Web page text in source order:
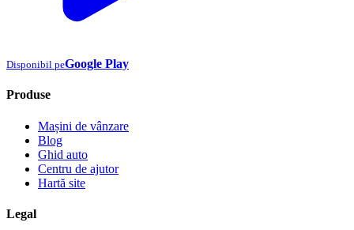
Disponibil peGoogle Play
Produse
Mașini de vânzare
Blog
Ghid auto
Centru de ajutor
Hartă site
Legal